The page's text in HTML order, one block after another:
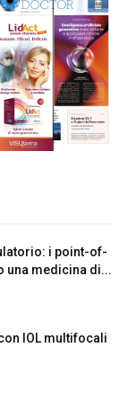
i point-of-
una medicina di...
IOL multifocali